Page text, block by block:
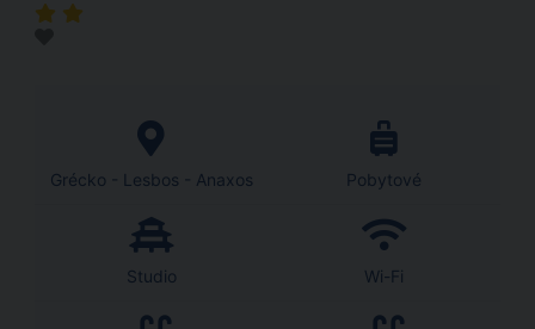
Grécko - Lesbos - Anaxos Pobytové
Studio Wi-Fi